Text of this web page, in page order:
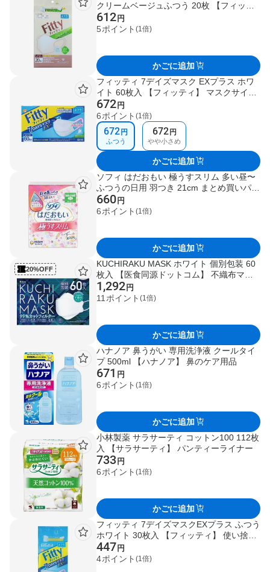
クリームベージュふつう 20枚 【フィッテ
ィ】 マスク 形状・素材別
612 円
5ポイント (1倍)
かごに追加
フィッティ 7デイズマスク EXプラス ホワ
イト 60枚入 【フィッティ】 マスクサイズ
別 / ふつう / 大きめ / やや小さめ
672 円
6ポイント (1倍)
672 円
ふつう
672 円
やや小さめ
かごに追加
ソフィ はだおもい 極うすスリム 多い昼〜
ふつうの日用 羽つき 21cm まとめ買いパッ
ク 38枚 【ソフィ】 生理用ナプキン
660 円
6ポイント (1倍)
かごに追加
20%OFF
KUCHIRAKU MASK ホワイト 個別包装 60
枚入 【医食同源ドットコム】 不織布マス
ク
1,292 円
11 ポイント (1倍)
かごに追加
ハナノア 鼻うがい 専用洗浄液 クールタイ
プ 500ml 【ハナノア】 鼻のケア用品
671 円
6ポイント (1倍)
かごに追加
小林製薬 サラサーティ コットン100 112枚
入 【サラサーティ】 パンティーライナー
733 円
6ポイント (1倍)
かごに追加
フィッティ 7デイズマスクEXプラス ふつう
ホワイト 30枚入 【フィッティ】 使い捨て
マスク
447 円
4ポイント (1倍)